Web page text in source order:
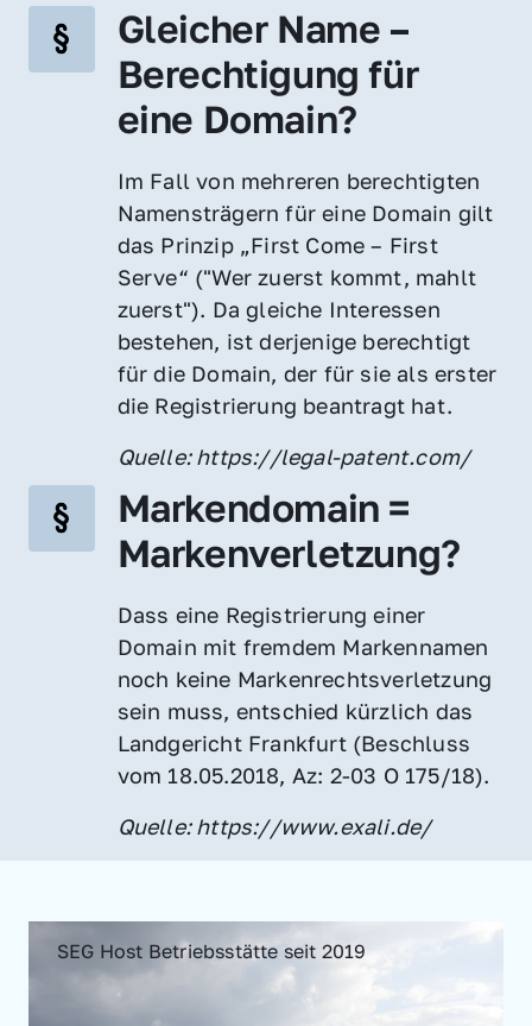
Gleicher Name –
Berechtigung für
eine Domain?
Im Fall von mehreren berechtigten
Namensträgern für eine Domain gilt
das Prinzip „First Come – First
Serve“ ("Wer zuerst kommt, mahlt
zuerst"). Da gleiche Interessen
bestehen, ist derjenige berechtigt
für die Domain, der für sie als erster
die Registrierung beantragt hat.
Quelle: https://legal-patent.com/
Markendomain =
Markenverletzung?
Dass eine Registrierung einer
Domain mit fremdem Markennamen
noch keine Markenrechtsverletzung
sein muss, entschied kürzlich das
Landgericht Frankfurt (Beschluss
vom 18.05.2018, Az: 2-03 O 175/18).
Quelle: https://www.exali.de/
SEG Host Betriebsstätte seit 2019